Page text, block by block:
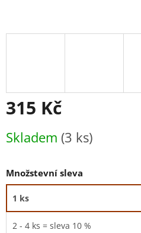
315 Kč
cena:
Skladem (3 ks)
Množstevní sleva
1 ks
2 - 4 ks = sleva 10 %